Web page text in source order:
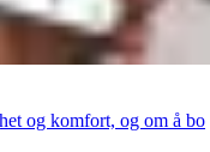
og komfort, og om å bo